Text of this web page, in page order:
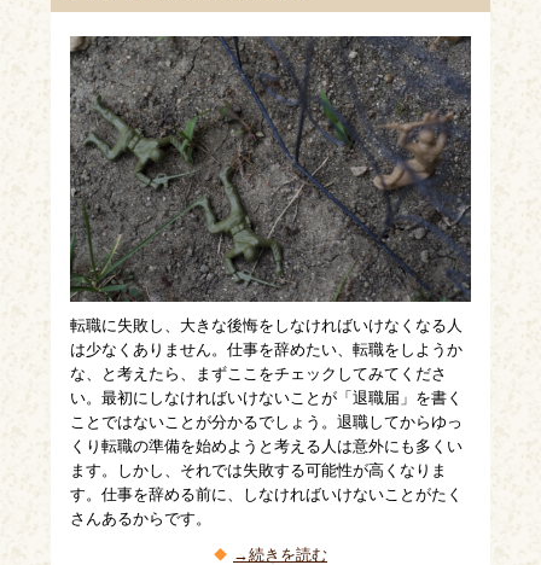
転職に失敗し、大きな後悔をしなければいけなくなる人
は少なくありません。仕事を辞めたい、転職をしようか
な、と考えたら、まずここをチェックしてみてくださ
い。最初にしなければいけないことが「退職届」を書く
ことではないことが分かるでしょう。退職してからゆっ
くり転職の準備を始めようと考える人は意外にも多くい
ます。しかし、それでは失敗する可能性が高くなりま
す。仕事を辞める前に、しなければいけないことがたく
さんあるからです。
→続きを読む